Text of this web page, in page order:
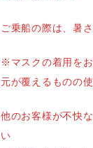
ご乗船の際は、暑
※マスクの着用を
元が覆える
他のお客様が不快